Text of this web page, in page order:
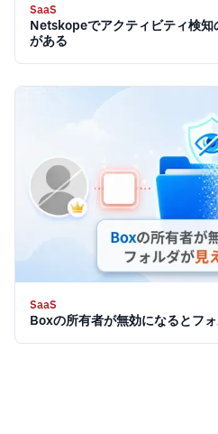
SaaS
Netskopeでアクティビティ検
がある
SaaS
Boxの所有者が無効になるとフ